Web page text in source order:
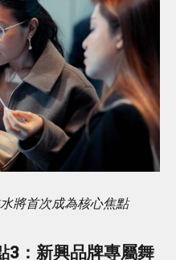
將首次成為核心焦點
3：新興品牌專屬舞